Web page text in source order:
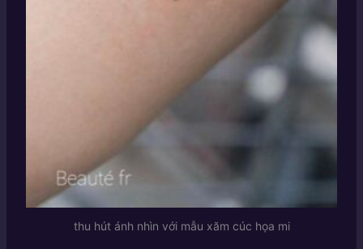
thu hút ánh nhìn với mẫu xăm cúc họa mi